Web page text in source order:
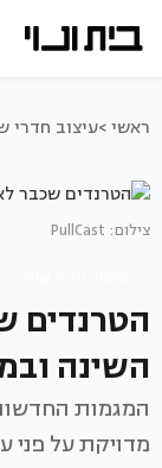
ראשי >עיצוב חדרי
צילום: PullCast
הטרנדים
השינה
המגמות
מדויקת על פני